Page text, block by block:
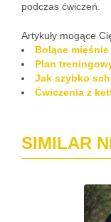
podczas ćwiczeń.
Artykuły mogące
Bolące
Plan
Jak szybko
Ćwiczenia z
SIMILAR